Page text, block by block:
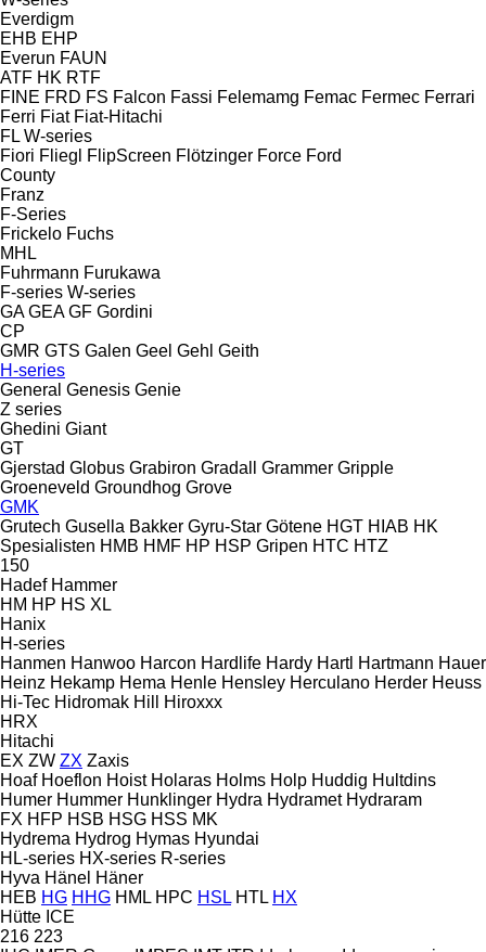
Everdigm
EHB EHP
Everun FAUN
ATF HK RTF
FINE FRD FS Falcon Fassi Felemamg Femac Fermec Ferrari
Ferri Fiat Fiat-Hitachi
FL W-series
Fiori Fliegl FlipScreen Flötzinger Force Ford
County
Franz
F-Series
Frickelo Fuchs
MHL
Fuhrmann Furukawa
F-series W-series
GA GEA GF Gordini
CP
GMR GTS Galen Geel Gehl Geith
H-series
General Genesis Genie
Z series
Ghedini Giant
GT
Gjerstad Globus Grabiron Gradall Grammer Gripple
Groeneveld Groundhog Grove
GMK
Grutech Gusella Bakker Gyru-Star Götene HGT HIAB HK
Spesialisten HMB HMF HP HSP Gripen HTC HTZ
150
Hadef Hammer
HM HP HS XL
Hanix
H-series
Hanmen Hanwoo Harcon Hardlife Hardy Hartl Hartmann Hauer
Heinz Hekamp Hema Henle Hensley Herculano Herder Heuss
Hi-Tec Hidromak Hill
Hiroxxx
HRX
Hitachi
EX ZW ZX Zaxis
Hoaf Hoeflon Hoist Holaras Holms Holp Huddig Hultdins
Humer Hummer Hunklinger Hydra Hydramet Hydraram
FX HFP HSB HSG HSS MK
Hydrema Hydrog Hymas Hyundai
HL-series HX-series R-series
Hyva Hänel Häner
HEB HG HHG HML HPC HSL HTL HX
Hütte ICE
216 223